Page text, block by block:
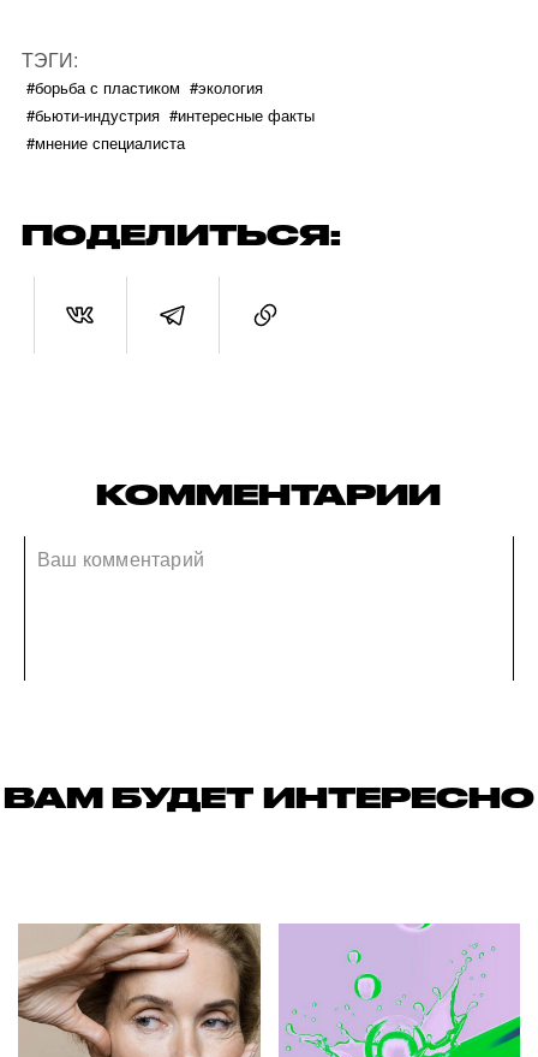
ТЭГИ:
#борьба с пластиком #экология
#бьюти-индустрия #интересные факты
#мнение специалиста
ПОДЕЛИТЬСЯ:
КОММЕНТАРИИ
ВАМ БУДЕТ ИНТЕРЕСНО